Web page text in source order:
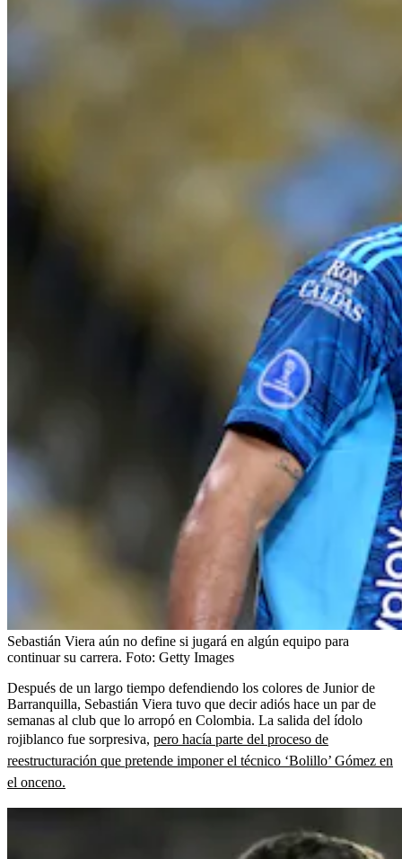
Sebastián Viera aún no define si jugará en algún equipo para
continuar su carrera. Foto: Getty Images
Después de un largo tiempo defendiendo los colores de Junior de
Barranquilla, Sebastián Viera tuvo que decir adiós hace un par de
semanas al club que lo arropó en Colombia. La salida del ídolo
rojiblanco fue sorpresiva, pero hacía parte del proceso de
reestructuración que pretende imponer el técnico ‘Bolillo’ Gómez en
el onceno.